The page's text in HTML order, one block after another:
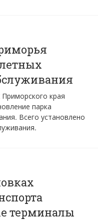
края
парка
Всего установлено
терминалы